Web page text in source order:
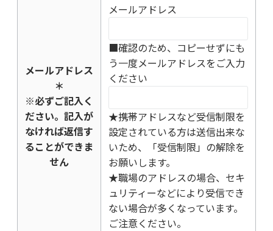
メールアドレス
＊
※必ずご記入く
ださい。記入が
なければ返信す
ることができま
せん
メールアドレス
■確認のため、コピーせずにも
う一度メールアドレスをご入力
ください
★携帯アドレスなど受信制限を
設定されている方は送信出来な
いため、「受信制限」の解除を
お願いします。
★職場のアドレスの場合、セキ
ュリティーなどにより受信でき
ない場合が多くなっています。
ご注意ください。